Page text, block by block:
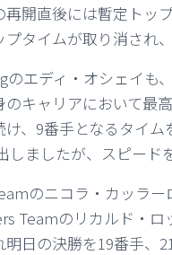
再開直後には暫定トッ
タイムが取り消され
のエディ・オシェイ
のキャリアにおいて最
、9番手となるタイ
しましたが、スピード
のニコラ・カッラ
Teamのリカルド・
日の決勝を19番手、